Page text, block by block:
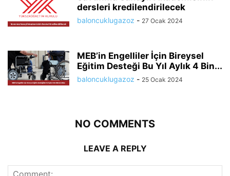
dersleri kredilendirilecek
baloncuklugazoz - 27 Ocak 2024
MEB’in Engelliler İçin Bireysel
Eğitim Desteği Bu Yıl Aylık 4 Bin...
baloncuklugazoz - 25 Ocak 2024
NO COMMENTS
LEAVE A REPLY